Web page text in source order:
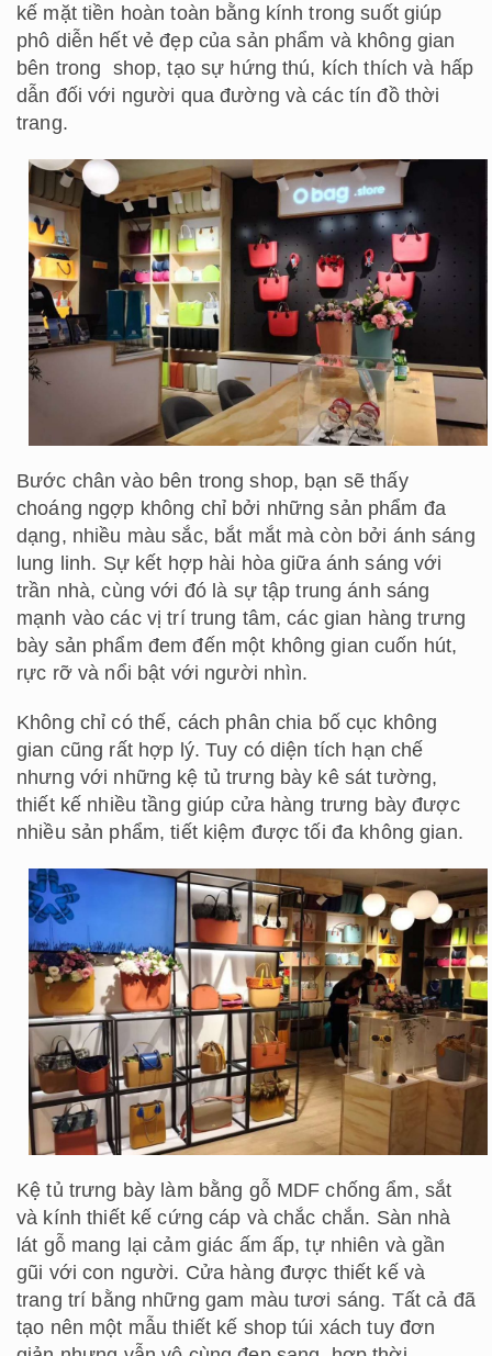
kế mặt tiền hoàn toàn bằng kính trong suốt giúp
phô diễn hết vẻ đẹp của sản phẩm và không gian
bên trong shop, tạo sự hứng thú, kích thích và hấp
dẫn đối với người qua đường và các tín đồ thời
trang.
Bước chân vào bên trong shop, bạn sẽ thấy
choáng ngợp không chỉ bởi những sản phẩm đa
dạng, nhiều màu sắc, bắt mắt mà còn bởi ánh sáng
lung linh. Sự kết hợp hài hòa giữa ánh sáng với
trần nhà, cùng với đó là sự tập trung ánh sáng
mạnh vào các vị trí trung tâm, các gian hàng trưng
bày sản phẩm đem đến một không gian cuốn hút,
rực rỡ và nổi bật với người nhìn.
Không chỉ có thế, cách phân chia bố cục không
gian cũng rất hợp lý. Tuy có diện tích hạn chế
nhưng với những kệ tủ trưng bày kê sát tường,
thiết kế nhiều tầng giúp cửa hàng trưng bày được
nhiều sản phẩm, tiết kiệm được tối đa không gian.
Kệ tủ trưng bày làm bằng gỗ MDF chống ẩm, sắt
và kính thiết kế cứng cáp và chắc chắn. Sàn nhà
lát gỗ mang lại cảm giác ấm ấp, tự nhiên và gần
gũi với con người. Cửa hàng được thiết kế và
trang trí bằng những gam màu tươi sáng. Tất cả đã
tạo nên một mẫu thiết kế shop túi xách tuy đơn